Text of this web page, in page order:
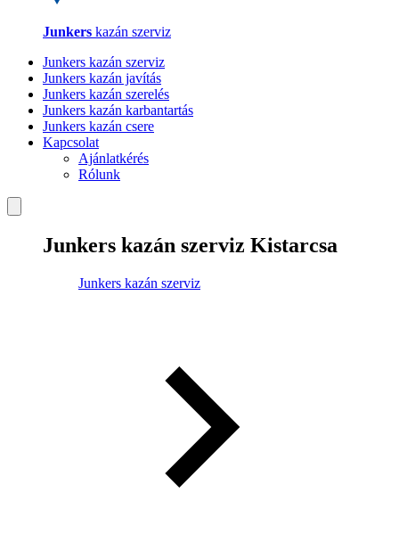
Junkers kazán szerviz
Junkers kazán szerviz
Junkers kazán javítás
Junkers kazán szerelés
Junkers kazán karbantartás
Junkers kazán csere
Kapcsolat
Ajánlatkérés
Rólunk
Junkers kazán szerviz Kistarcsa
Junkers kazán szerviz